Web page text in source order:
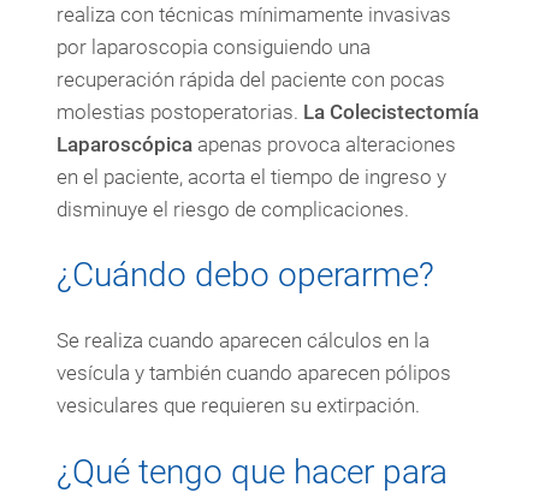
realiza con técnicas mínimamente invasivas
por laparoscopia consiguiendo una
recuperación rápida del paciente con pocas
molestias postoperatorias. La Colecistectomía
Laparoscópica apenas provoca alteraciones
en el paciente, acorta el tiempo de ingreso y
disminuye el riesgo de complicaciones.
¿Cuándo debo operarme?
Se realiza cuando aparecen cálculos en la
vesícula y también cuando aparecen pólipos
vesiculares que requieren su extirpación.
¿Qué tengo que hacer para